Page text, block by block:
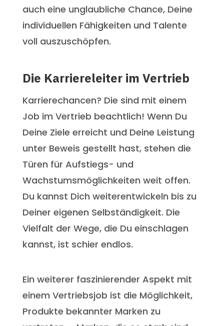
auch eine unglaubliche Chance, Deine
individuellen Fähigkeiten und Talente
voll auszuschöpfen.
Die Karriereleiter im Vertrieb
Karrierechancen? Die sind mit einem
Job im Vertrieb beachtlich! Wenn Du
Deine Ziele erreicht und Deine Leistung
unter Beweis gestellt hast, stehen die
Türen für Aufstiegs- und
Wachstumsmöglichkeiten weit offen.
Du kannst Dich weiterentwickeln bis zu
Deiner eigenen Selbständigkeit. Die
Vielfalt der Wege, die Du einschlagen
kannst, ist schier endlos.
Ein weiterer faszinierender Aspekt mit
einem Vertriebsjob ist die Möglichkeit,
Produkte bekannter Marken zu